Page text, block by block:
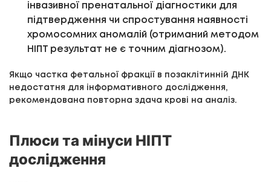
інвазивної пренатальної діагностики для
підтвердження чи спростування наявності
хромосомних аномалій (отриманий методом
НІПТ результат не є точним діагнозом).
Якщо частка фетальної фракції в позаклітинній ДНК
недостатня для інформативного дослідження,
рекомендована повторна здача крові на аналіз.
Плюси та мінуси НІПТ
дослідження